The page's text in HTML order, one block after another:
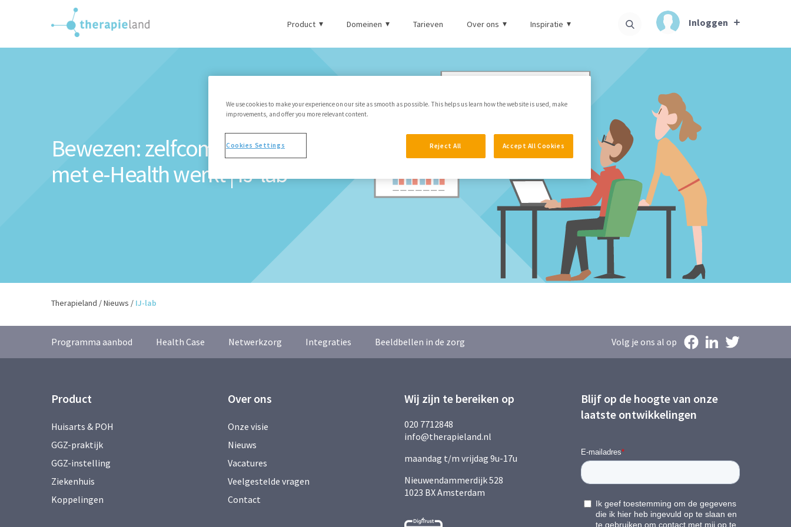
Product Domeinen Tarieven Over ons Inspiratie Inloggen
Bewezen: zelfcompassie vergroten
met e-Health werkt | IJ-lab
Therapieland /Nieuws / IJ-lab
Programma aanbod Health Case Netwerkzorg Integraties Beeldbellen in de zorg Volg je ons al op
Product
Huisarts & POH
GGZ-praktijk
GGZ-instelling
Ziekenhuis
Koppelingen
Over ons
Onze visie
Nieuws
Vacatures
Veelgestelde vragen
Contact
Wij zijn te bereiken op
020 7712848
info@therapieland.nl
maandag t/m vrijdag 9u-17u
Nieuwendammerdijk 528
1023 BX Amsterdam
Blijf op de hoogte van onze
laatste ontwikkelingen
We use cookies to make your experience on our site as smooth as possible. This helps us learn how the website is used, make
improvements, and offer you more relevant content.
Reject All Accept All Cookies
Cookies Settings